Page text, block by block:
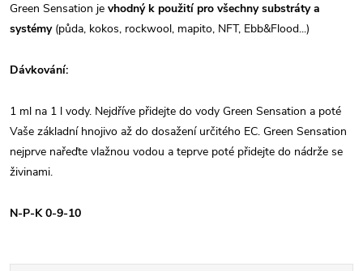
Green Sensation je vhodný k použití pro všechny substráty a
systémy(půda, kokos, rockwool, mapito, NFT, Ebb&Flood...)
Dávkování:
1 ml na 1 l vody. Nejdříve přidejte do vody Green Sensation a poté
Vaše základní hnojivo až do dosažení určitého EC. Green Sensation
nejprve nařeďte vlažnou vodou a teprve poté přidejte do nádrže se
živinami.
N-P-K 0-9-10